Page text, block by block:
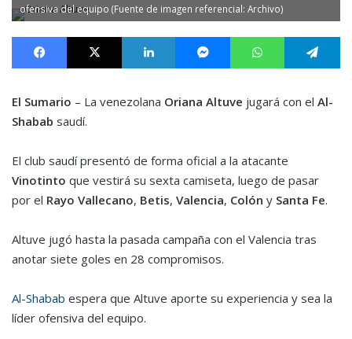
ofensiva del equipo (Fuente de imagen referencial: Archivo)
Facebook X LinkedIn MessengerWhatsApp
El Sumario – La venezolana Oriana Altuve jugará con el Al-
Shabab saudí.
El club saudí presentó de forma oficial a la atacante
Vinotinto que vestirá su sexta camiseta, luego de pasar
por el Rayo Vallecano, Betis, Valencia, Colón y Santa Fe.
Altuve jugó hasta la pasada campaña con el Valencia tras
anotar siete goles en 28 compromisos.
Al-Shabab espera que Altuve aporte su experiencia y sea la
líder ofensiva del equipo.